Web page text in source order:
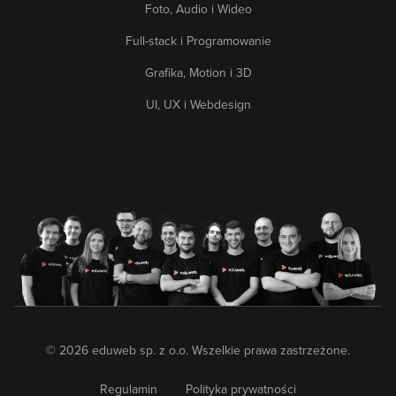
Foto, Audio i Wideo
Full-stack i Programowanie
Grafika, Motion i 3D
UI, UX i Webdesign
© 2026 eduweb sp. z o.o. Wszelkie prawa zastrzeżone.
Regulamin Polityka prywatności